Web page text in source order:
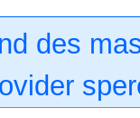
des